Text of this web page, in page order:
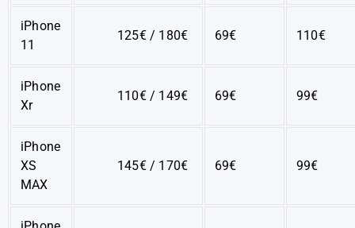
iPhone
11
125€ / 180€ 69€ 110€
iPhone
Xr
110€ / 149€ 69€ 99€
iPhone
XS
MAX
145€ / 170€ 69€ 99€